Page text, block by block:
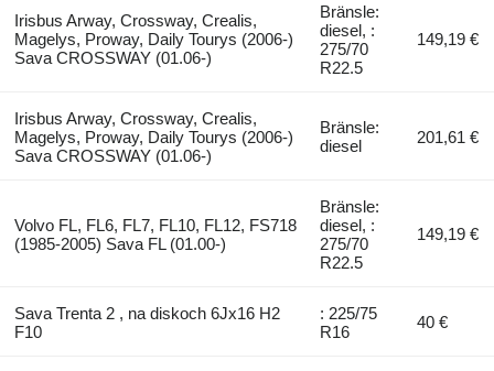
Irisbus Arway, Crossway, Crealis,
Magelys, Proway, Daily Tourys (2006-)
Sava CROSSWAY (01.06-)
Bränsle:
diesel, :
275/70
R22.5
149,19 €
Irisbus Arway, Crossway, Crealis,
Magelys, Proway, Daily Tourys (2006-)
Sava CROSSWAY (01.06-)
Bränsle:
diesel
201,61 €
Volvo FL, FL6, FL7, FL10, FL12, FS718
(1985-2005) Sava FL (01.00-)
Bränsle:
diesel, :
275/70
R22.5
149,19 €
Sava Trenta 2 , na diskoch 6Jx16 H2
F10
: 225/75
R16
40 €